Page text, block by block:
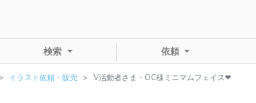
検索 依頼
イラスト依頼・販売 V活動者さま・OC様ミニマムフェイス❤︎